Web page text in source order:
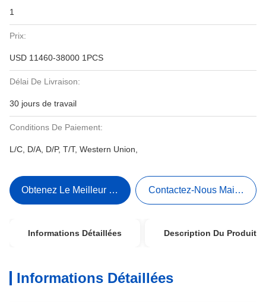
1
Prix:
USD 11460-38000 1PCS
Délai De Livraison:
30 jours de travail
Conditions De Paiement:
L/C, D/A, D/P, T/T, Western Union,
Obtenez Le Meilleur Prix Contactez-Nous Maintenant
Informations Détaillées Description Du Produit
Informations Détaillées